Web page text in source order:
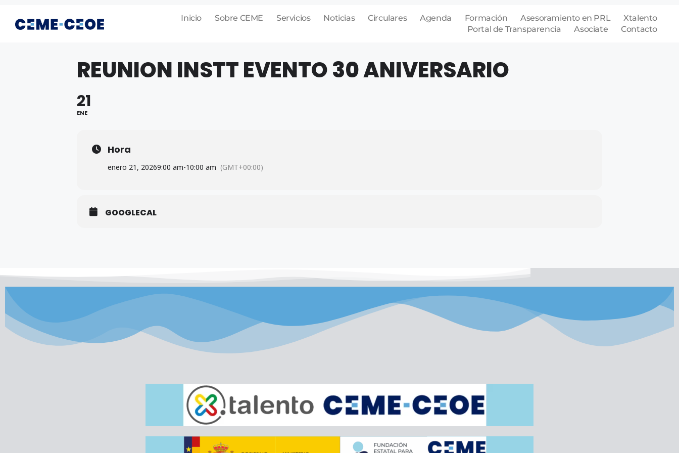
Inicio Sobre CEME Servicios Noticias Circulares Agenda Formación Asesoramiento en PRL
Xtalento
Portal de Transparencia
Asociate Contacto
REUNION INSTT EVENTO 30 ANIVERSARIO
21
ENE
Hora
enero 21, 20269:00 am-10:00 am (GMT+00:00)
GOOGLECAL